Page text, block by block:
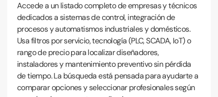
Accede a un listado completo de empresas y técnicos
dedicados a sistemas de control, integración de
procesos y automatismos industriales y domésticos.
Usa filtros por servicio, tecnología (PLC, SCADA, IoT) o
rango de precio para localizar diseñadores,
instaladores y mantenimiento preventivo sin pérdida
de tiempo. La búsqueda está pensada para ayudarte a
comparar opciones y seleccionar profesionales según